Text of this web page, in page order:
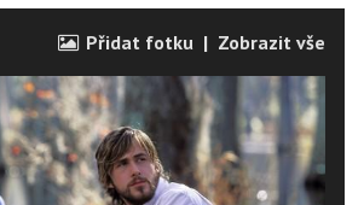
Přidat fotku | Zobrazit vše